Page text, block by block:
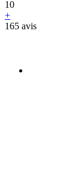
10
+
165 avis